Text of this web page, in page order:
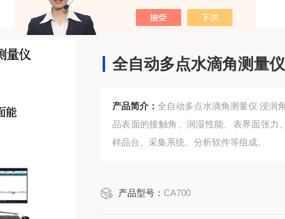
全自动多点水滴角测量
产品简介：全自动多点水滴角测量仪 浸润
品表面的接触角、润湿性能、表界面张力
样品台、采集系统、分析软件等组成。
产品型号： CA700